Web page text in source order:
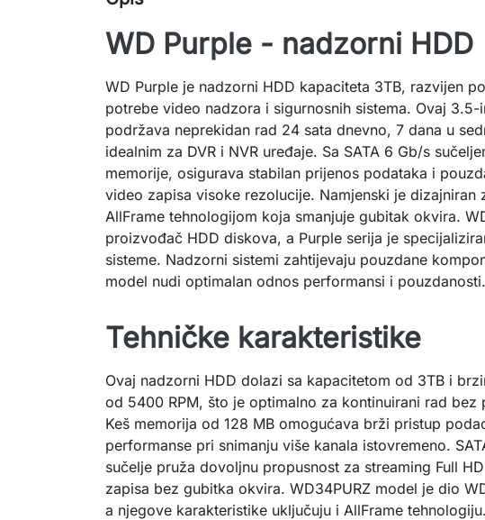
WD Purple - nadzorni HDD
WD Purple je nadzorni HDD kapaciteta 3TB, razvijen
potrebe video nadzora i sigurnosnih sistema. Ovaj 3.5-
podržava neprekidan rad 24 sata dnevno, 7 dana u
idealnim za DVR i NVR uređaje. Sa SATA 6 Gb/s
memorije, osigurava stabilan prijenos podataka i
video zapisa visoke rezolucije. Namjenski je dizajniran
AllFrame tehnologijom koja smanjuje gubitak okvira.
proizvođač HDD diskova, a Purple serija je
sisteme. Nadzorni sistemi zahtijevaju pouzdane
model nudi optimalan odnos performansi i pouzdanosti.
Tehničke karakteristike
Ovaj nadzorni HDD dolazi sa kapacitetom od 3TB i
od 5400 RPM, što je optimalno za kontinuirani rad bez
Keš memorija od 128 MB omogućava brži pristup
performanse pri snimanju više kanala istovremeno.
sučelje pruža dovoljnu propusnost za streaming Full
zapisa bez gubitka okvira. WD34PURZ model je dio
a njegove karakteristike uključuju i AllFrame